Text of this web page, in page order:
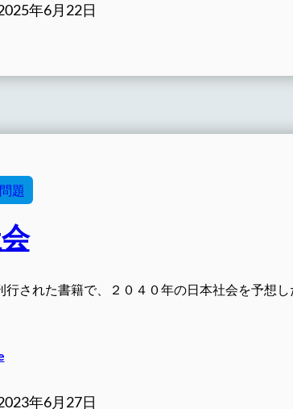
年6月22日
題
された書籍で、２０４０年の日本社会を予想し
年6月27日